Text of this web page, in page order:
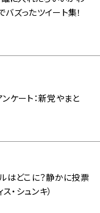
ズったツイート集！
ケート：新党やまと
はどこに？静かに投票
・シュンキ）